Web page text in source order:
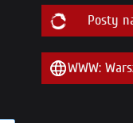
Posty
WWW: